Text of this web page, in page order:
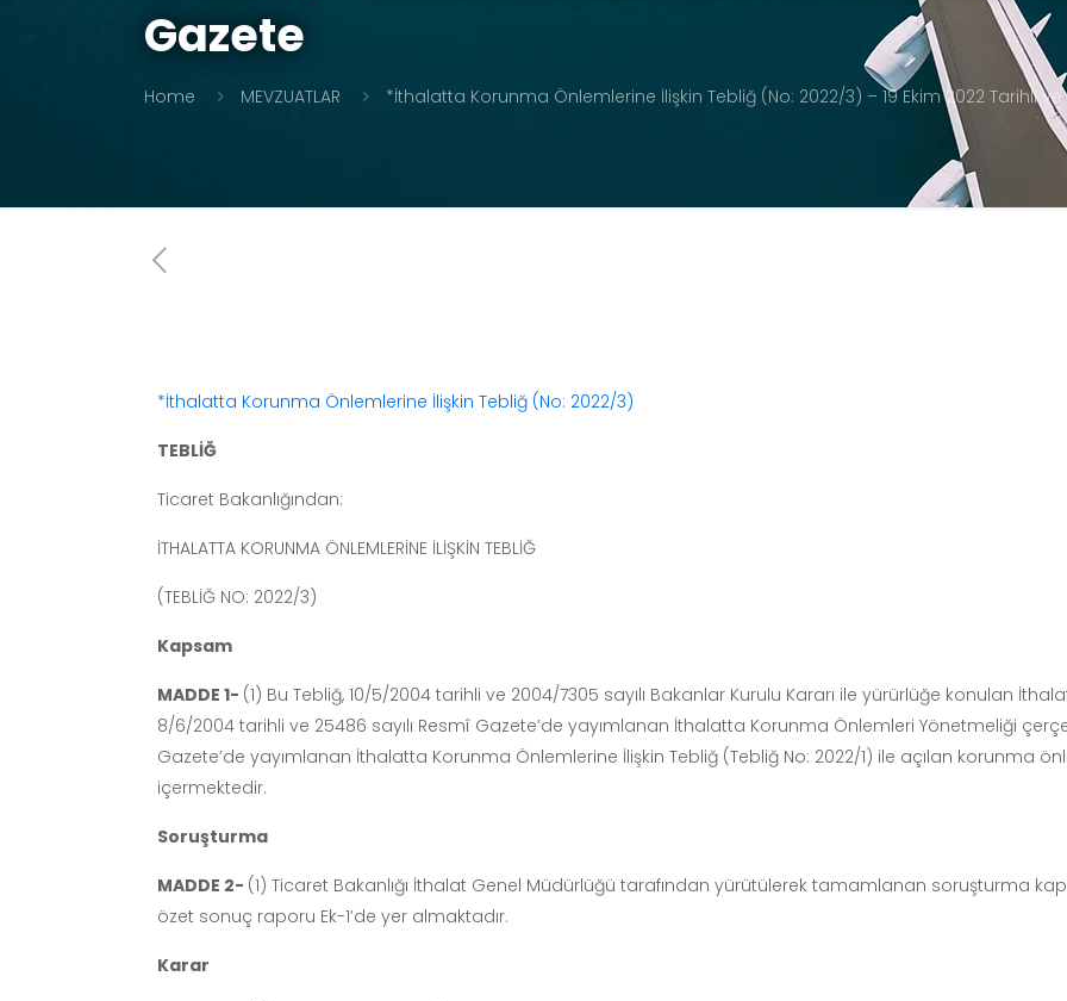
Gazete
Home MEVZUATLAR *İthalatta Korunma Önlemlerine İlişkin Tebliğ (No: 2022/3) – 19 Ekim 2022 Tarihli ve
*İthalatta Korunma Önlemlerine İlişkin Tebliğ (No: 2022/3)
TEBLİĞ
Ticaret Bakanlığından:
İTHALATTA KORUNMA ÖNLEMLERİNE İLİŞKİN TEBLİĞ
(TEBLİĞ NO: 2022/3)
Kapsam
MADDE 1- (1) Bu Tebliğ, 10/5/2004 tarihli ve 2004/7305 sayılı Bakanlar Kurulu Kararı ile yürürlüğe konulan
8/6/2004 tarihli ve 25486 sayılı Resmî Gazete’de yayımlanan İthalatta Korunma Önlemleri Yönetmeliği
Gazete’de yayımlanan İthalatta Korunma Önlemlerine İlişkin Tebliğ (Tebliğ No: 2022/1) ile açılan korunma
içermektedir.
Soruşturma
MADDE 2- (1) Ticaret Bakanlığı İthalat Genel Müdürlüğü tarafından yürütülerek tamamlanan soruşturma
özet sonuç raporu Ek-1’de yer almaktadır.
Karar